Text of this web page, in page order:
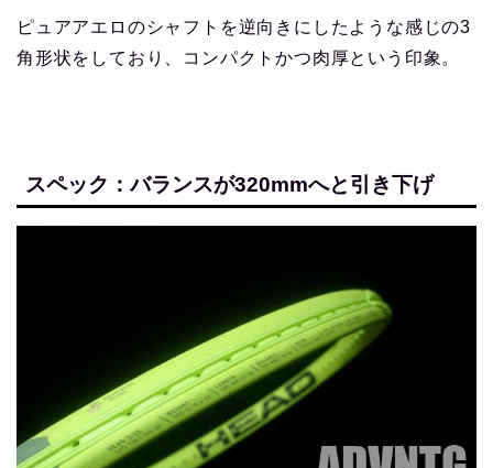
ピュアアエロのシャフトを逆向きにしたような感じの3
角形状をしており、コンパクトかつ肉厚という印象。
スペック：バランスが320mmへと引き下げ